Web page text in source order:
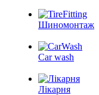
Шиномонтаж
Car wash
Лікарня